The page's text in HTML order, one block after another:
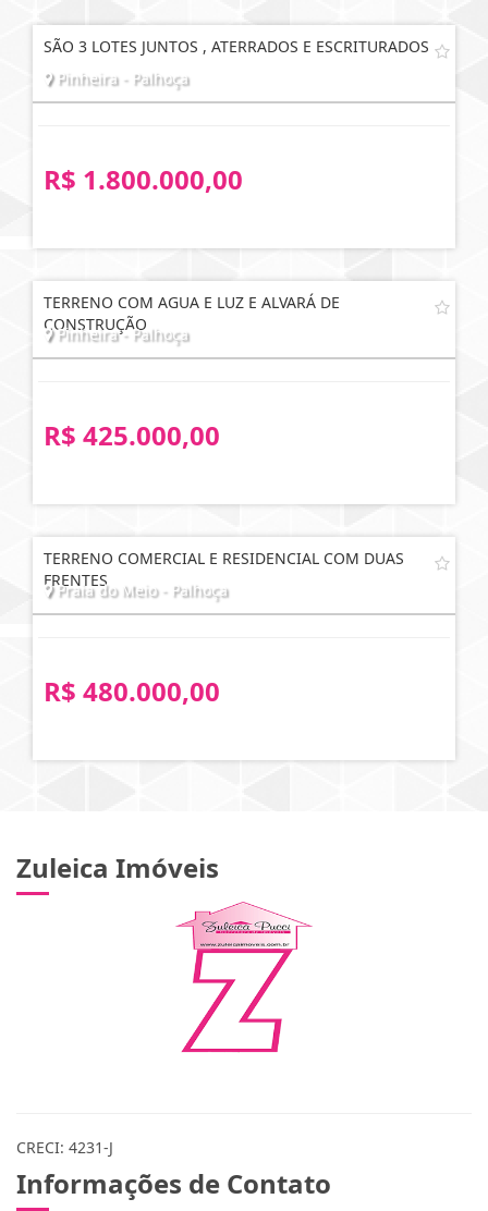
SÃO 3 LOTES JUNTOS , ATERRADOS E ESCRITURADOS
Pinheira - Palhoça
R$ 1.800.000,00
TERRENO COM AGUA E LUZ E ALVARÁ DE
CONSTRUÇÃO
Pinheira - Palhoça
R$ 425.000,00
TERRENO COMERCIAL E RESIDENCIAL COM DUAS
FRENTES
Praia do Meio - Palhoça
R$ 480.000,00
Zuleica Imóveis
CRECI: 4231-J
Informações de Contato